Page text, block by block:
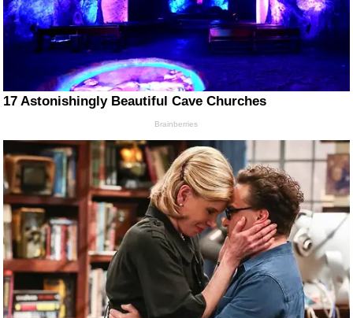
17 Astonishingly Beautiful Cave Churches
Brainberries